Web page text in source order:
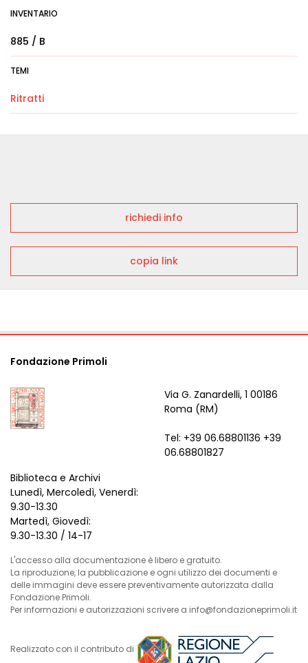
INVENTARIO
885 / B
TEMI
Ritratti
richiedi info
copia link
Fondazione Primoli
Via G. Zanardelli, 1 00186
Roma (RM)
Tel: +39 06.68801136 +39
06.68801827
Biblioteca e Archivi
Lunedì, Mercoledì, Venerdì:
9.30-13.30
Martedì, Giovedì:
9.30-13.30 / 14-17
L'accesso alla documentazione è libero e gratuito.
La riproduzione, la pubblicazione e ogni utilizzo dei documenti e
delle immagini deve essere preventivamente autorizzata dalla
Fondazione Primoli.
Per informazioni e autorizzazioni scrivere a info@fondazioneprimoli.it
Realizzato con il contributo di